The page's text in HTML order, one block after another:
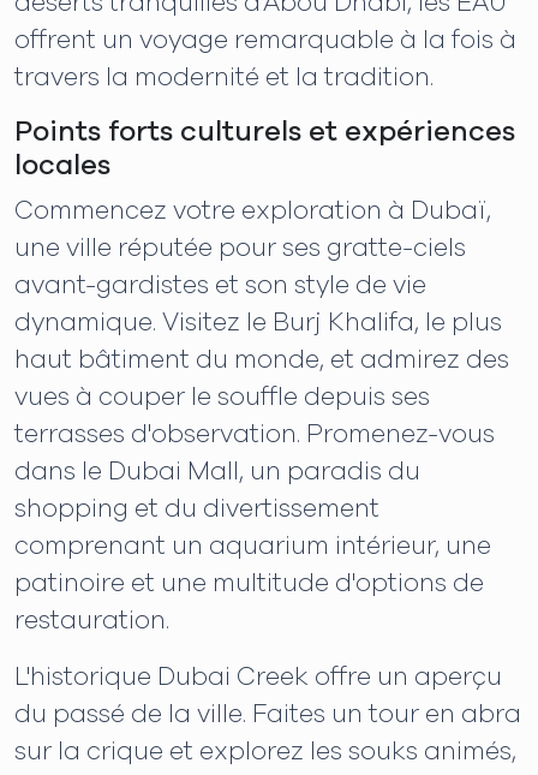
offrent un voyage remarquable à la fois à
travers la modernité et la tradition.
Points forts culturels et expériences
locales
Commencez votre exploration à Dubaï,
une ville réputée pour ses gratte-ciels
avant-gardistes et son style de vie
dynamique. Visitez le Burj Khalifa, le plus
haut bâtiment du monde, et admirez des
vues à couper le souffle depuis ses
terrasses d'observation. Promenez-vous
dans le Dubai Mall, un paradis du
shopping et du divertissement
comprenant un aquarium intérieur, une
patinoire et une multitude d'options de
restauration.
L'historique Dubai Creek offre un aperçu
du passé de la ville. Faites un tour en abra
sur la crique et explorez les souks animés,